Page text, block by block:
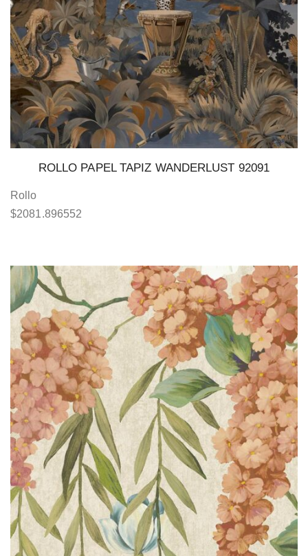
ROLLO PAPEL TAPIZ WANDERLUST 92091
Rollo
$2081.896552